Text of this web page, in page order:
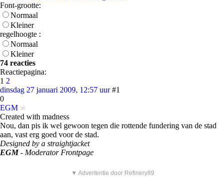
Font-grootte:
Normaal
Kleiner
regelhoogte :
Normaal
Kleiner
74 reacties
Reactiepagina:
1 2
dinsdag 27 januari 2009, 12:57 uur #1
0
EGM
Created with madness
Nou, dan pis ik wel gewoon tegen die rottende fundering van de stad
aan, vast erg goed voor de stad.
Designed by a straightjacket
EGM- Moderator Frontpage
▼ Advertentie door Refinery89